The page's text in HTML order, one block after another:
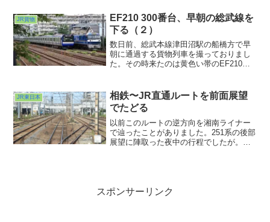
う少し東に行ってみることにしました。
JR貨物
EF210 300番台、早朝の総武線を
下る（２）
数日前、総武本線津田沼駅の船橋方で早
朝に通過する貨物列車を撮っておりまし
た。その時来たのは黄色い帯のEF210
行ってみました。
JR東日本
相鉄〜JR直通ルートを前面展望
でたどる
以前このルートの逆方向を湘南ライナー
で辿ったことがありました。251系の後部
展望に陣取った夜中の行程でしたが。そ
見惚れましたね。貨物線ならではの複雑
さを堪能できた行程でした。
スポンサーリンク